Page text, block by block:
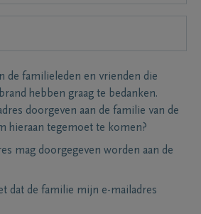
de familieleden en vrienden die
hebben graag te bedanken.
doorgeven aan de familie van de
hieraan tegemoet te komen?
mag doorgegeven worden aan de
dat de familie mijn e-mailadres